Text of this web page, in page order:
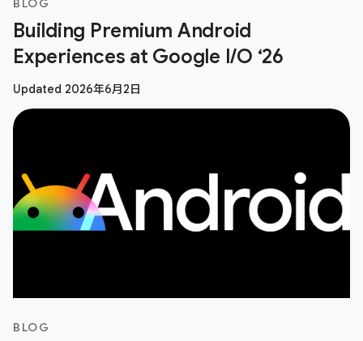
BLOG
Building Premium Android
Experiences at Google I/O ‘26
Updated 2026年6月2日
BLOG